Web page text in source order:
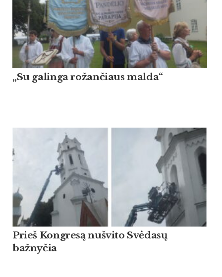
„Su galinga rožančiaus malda“
Prieš Kongresą nušvito Svėdasų
bažnyčia